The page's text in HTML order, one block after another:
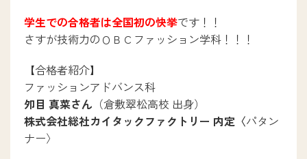
キャンパスライフ
入試情報
学生での合格者は全国初の快挙です！！
さすが技術力のＯＢＣファッション学科！！！
【合格者紹介】
ファッションアドバンス科
夘目 真菜さん （倉敷翠松高校 出身）
株式会社総社カイタックファクトリー 内定〈パタン
ナー〉